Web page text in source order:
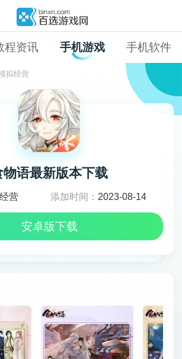
程资讯 手机游戏 手机软件
拟经营
物语最新版本下载
营 添加时间： 2023-08-14
安卓版下载